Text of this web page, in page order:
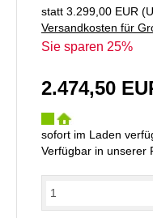
statt 3.299,00 EUR (
Versandkosten für
Sie sparen 25%
2.474,50
sofort im Laden
Verfügbar in unserer